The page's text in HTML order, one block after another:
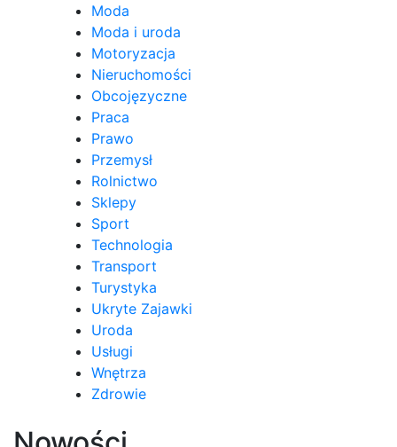
Moda
Moda i uroda
Motoryzacja
Nieruchomości
Obcojęzyczne
Praca
Prawo
Przemysł
Rolnictwo
Sklepy
Sport
Technologia
Transport
Turystyka
Ukryte Zajawki
Uroda
Usługi
Wnętrza
Zdrowie